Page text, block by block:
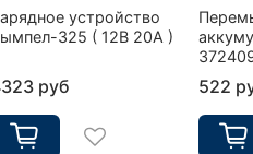
устройство
325 ( 12В 20А )
руб 522